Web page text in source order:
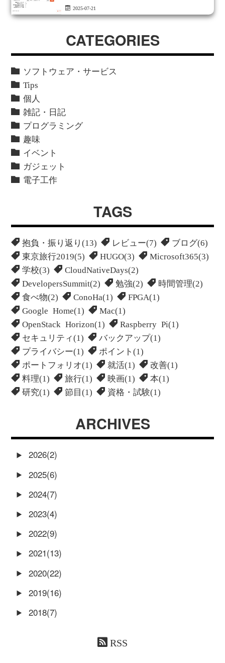
2025-07-21
CATEGORIES
ソフトウェア・サービス
Tips
個人
雑記・日記
プログラミング
趣味
イベント
ガジェット
電子工作
TAGS
抱負・振り返り(13) レビュー(7)
ブログ(6)
東京旅行2019(5)
HUGO(3)
Microsoft365(3)
学校(3)
CloudNativeDays(2)
DevelopersSummit(2)
勉強(2)
時間管理(2)
食べ物(2)
ConoHa(1)
FPGA(1)
Google Home(1)
Mac(1)
OpenStack Horizon(1)
Raspberry Pi(1)
セキュリティ(1)
バックアップ(1)
プライバシー(1)
ポイント(1)
ポートフォリオ(1)
就活(1)
改善(1)
料理(1)
旅行(1) 映画(1)
本(1)
研究(1)
節目(1) 資格・試験(1)
ARCHIVES
2026(2)
2025(6)
2024(7)
2023(4)
2022(9)
2021(13)
2020(22)
2019(16)
2018(7)
RSS